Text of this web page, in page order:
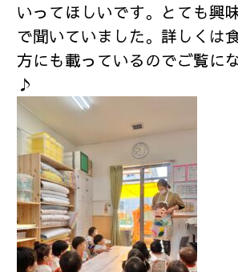
いってほしいです。とても興
で聞いていました。詳しくは
方にも載っているのでご覧に
♪